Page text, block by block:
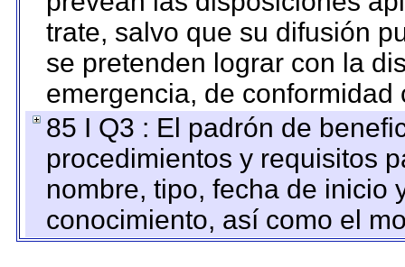
trate, salvo que su difusión
se pretenden lograr con la
emergencia, de
85 I Q3 : El padrón de
procedimientos y requisitos
nombre, tipo, fecha de inicio
conocimiento, así como el